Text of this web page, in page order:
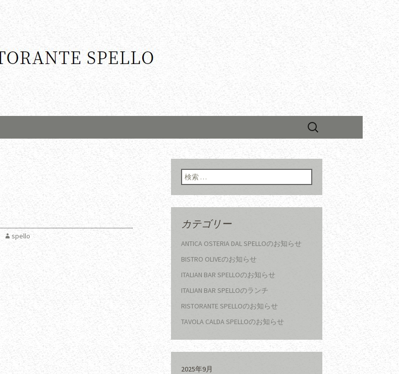
検
spello
検索:
カテゴリー
ANTICA OSTERIA DAL SPELLOのお知らせ
BISTRO OLIVEのお知らせ
ITALIAN BAR SPELLOのお知らせ
ITALIAN BAR SPELLOのランチ
RISTORANTE SPELLOのお知らせ
TAVOLA CALDA SPELLOのお知らせ
2025年9月